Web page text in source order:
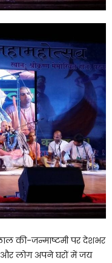
की-जन्माष्टमी पर देशभर
और लोग अपने घरों में जय